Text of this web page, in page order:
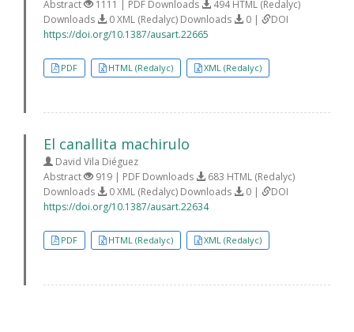
Abstract
1111 | PDF Downloads
494 HTML (Redalyc)
Downloads
0 XML (Redalyc) Downloads 0 |
DOI
https://doi.org/10.1387/ausart.22665
PDF HTML (Redalyc) XML (Redalyc)
El canallita machirulo
David Vila Diéguez
Abstract
919 | PDF Downloads
683 HTML (Redalyc)
Downloads
0 XML (Redalyc) Downloads 0 |
DOI
https://doi.org/10.1387/ausart.22634
PDF HTML (Redalyc) XML (Redalyc)